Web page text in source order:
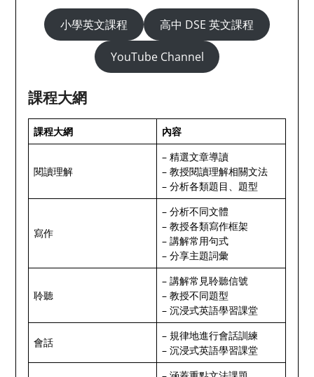
小學英文課程 高中 DSE 英文課程
YouTube Channel
課程大網
課程大網 內容
閱讀理解
– 精選文章導讀
– 教授閱讀理解相關文法
– 分析各類題目、題型
寫作
– 分析不同文體
– 教授各類寫作框架
– 講解常用句式
– 分享主題詞彙
聆聽
– 講解常見聆聽信號
– 教授不同題型
– 沉浸式英語學習課堂
會話
– 規律地進行會話訓練
– 沉浸式英語學習課堂